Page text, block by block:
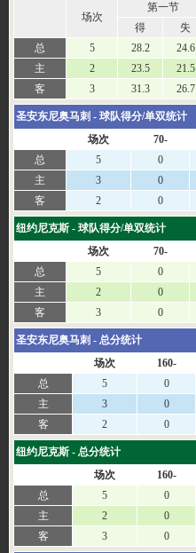
场次
第一节
得
失
总
5 28.2 24.6
主
2 23.5 21.5
客
3 31.3 26.7
圣安东尼奥马刺 - 球队得分/单双统计
场次
70-
总
5 0
主
3 0
客
2 0
纽约尼克斯 - 球队得分/单双统计
场次
70-
总
5 0
主
2 0
客
3 0
圣安东尼奥马刺 - 总分统计
场次
160-
总
5 0
主
3 0
客
2 0
纽约尼克斯 - 总分统计
场次
160-
总
5 0
主
2 0
客
3 0